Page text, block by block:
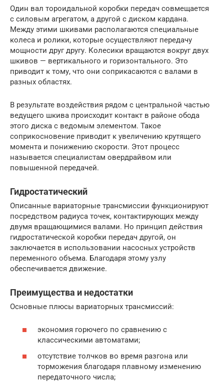
Один вал тороидальной коробки передач совмещается
с силовым агрегатом, а другой с диском кардана.
Между этими шкивами располагаются специальные
колеса и ролики, которые осуществляют передачу
мощности друг другу. Колесики вращаются вокруг двух
шкивов — вертикального и горизонтального. Это
приводит к тому, что они соприкасаются с валами в
разных областях.
В результате воздействия рядом с центральной частью
ведущего шкива происходит контакт в районе обода
этого диска с ведомым элементом. Такое
соприкосновение приводит к увеличению крутящего
момента и понижению скорости. Этот процесс
называется специалистам овердрайвом или
повышенной передачей.
Гидростатический
Описанные вариаторные трансмиссии функционируют
посредством радиуса точек, контактирующих между
двумя вращающимися валами. Но принцип действия
гидростатической коробки передач другой, он
заключается в использовании насосных устройств
переменного объема. Благодаря этому узлу
обеспечивается движение.
Преимущества и недостатки
Основные плюсы вариаторных трансмиссий:
экономия горючего по сравнению с
классическими автоматами;
отсутствие толчков во время разгона или
торможения благодаря плавному изменению
передаточного числа;